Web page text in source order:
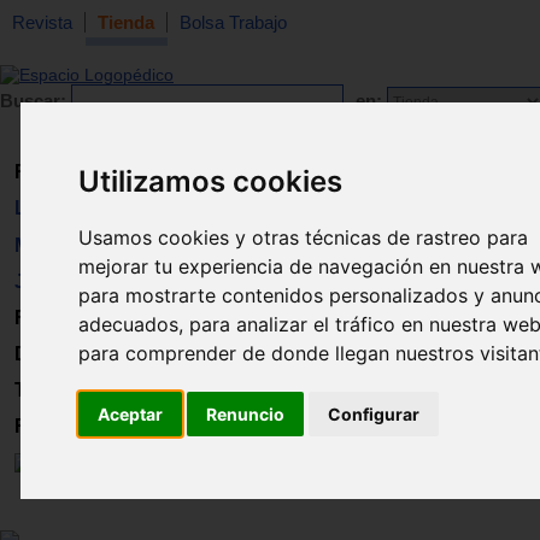
Utilizamos cookies
Usamos cookies y otras técnicas de rastreo para
mejorar tu experiencia de navegación en nuestra
para mostrarte contenidos personalizados y
adecuados, para analizar el tráfico en nuestra
para comprender de donde llegan nuestros
Aceptar Renuncio Configurar
Revista Tienda Bolsa Trabajo
Buscar: en:
Revista
Libros
Material
Juguetes
Formación
Directorio
Trabajo
Registro